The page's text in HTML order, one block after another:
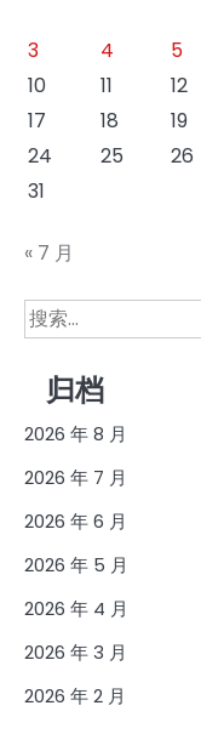
3
4 5
10
11 12
17
18 19
24
25 26
31
« 7 月
搜
索：
归档
2026 年 8 月
2026 年 7 月
2026 年 6 月
2026 年 5 月
2026 年 4 月
2026 年 3 月
2026 年 2 月